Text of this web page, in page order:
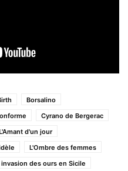
Borsalino
Cyrano de Bergerac
d'un jour
L'Ombre des femmes
invasion des ours en Sicile